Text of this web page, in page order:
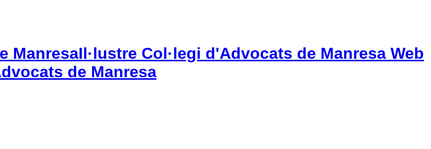
Il·lustre Col·legi d'Advocats de Manresa Web
de Manresa